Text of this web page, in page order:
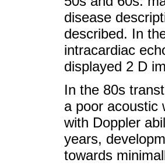
disease
described. In
intracardiac
displayed 2 D
In the 80s
a poor acoustic
with Doppler
years,
towards